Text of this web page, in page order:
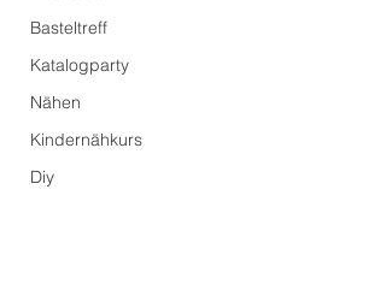
Basteltreff
Katalogparty
Nähen
Kindernähkurs
Diy